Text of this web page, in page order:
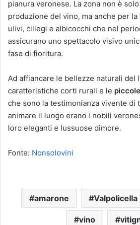
pianura veronese. La zona non è
produzione del vino, ma anche per
ulivi, ciliegi e albicocchi che nel
assicurano uno spettacolo visivo
fase di fioritura.
Ad affiancare le bellezze naturali del
caratteristiche corti rurali e le
che sono la testimonianza vivente di
animare il luogo erano i nobili
loro eleganti e lussuose dimore.
Fonte: Nonsolovini
amarone Valpolicella
vino